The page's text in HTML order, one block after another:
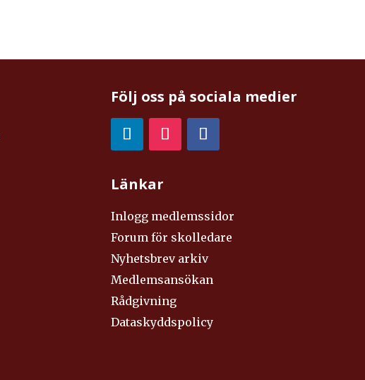
Följ oss på sociala medier
Länkar
Inlogg medlemssidor
Forum för skolledare
Nyhetsbrev arkiv
Medlemsansökan
Rådgivning
Dataskyddspolicy